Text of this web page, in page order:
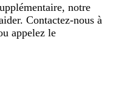
notre
Contactez-nous à
appelez le